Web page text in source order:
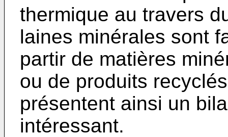
thermique au travers
laines minérales sont
partir de matières
ou de produits
présentent ainsi un
intéressant.